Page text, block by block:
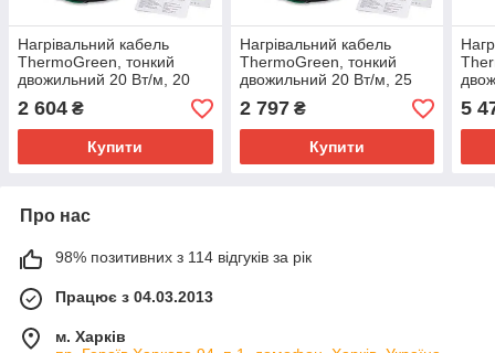
Нагрівальний кабель
ThermoGreen, тонкий
двожильний 20 Вт/м, 20
пог.м, 400 Вт
2 604 ₴
Купити
Нагрівальний кабель
ThermoGreen, тонкий
двожильний 20 Вт/м, 25
пог.м, 500 Вт
2 797₴
Купити
5
Про нас
98% позитивних з 114 відгуків за рік
Працює з 04.03.2013
м. Харків